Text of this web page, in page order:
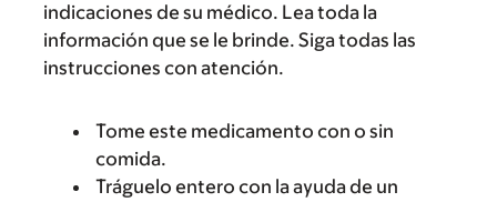
indicaciones de su médico. Lea toda la
información que se le brinde. Siga todas las
instrucciones con atención.
Tome este medicamento con o sin
comida.
Tráguelo entero con la ayuda de un